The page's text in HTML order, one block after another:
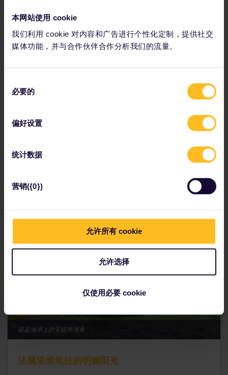
本网站使用 cookie
我们利用 cookie 对内容和广告进行个性化定制，提供社交
媒体功能，并与合作伙伴合作分析我们的流量。
必要的
偏好设置
统计数据
营销({0})
允许所有 cookie
允许选择
仅使用必要 cookie
凡尔赛宫
在凡尔赛体会王室的富丽堂皇
瓦内特居住的宫殿。千万不要错过镜厅和玛丽·安托瓦内特精
致的皇宫花园。在凡尔赛隐秘的人行小路闲步，您会发现许多
学为一体，散发着16世纪的风情和21世纪的魅力。
从Versailles-Rive Gauche火车站步行到凡尔赛宫
蔚蓝海岸上的安提布海角
法属里维埃拉的明媚阳光